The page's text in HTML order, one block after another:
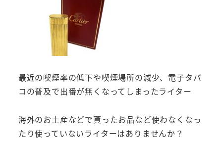
最近の喫煙率の低下や喫煙場所の減少、電子タバ
コの普及で出番が無くなってしまったライター
海外のお土産などで貰ったお品など使わなくなっ
たり使っていないライターはありませんか？